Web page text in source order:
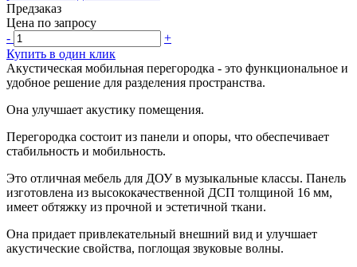
Предзаказ
Цена по запросу
-
+
Купить в один клик
Акустическая мобильная перегородка - это функциональное и
удобное решение для разделения пространства.
Она улучшает акустику помещения.
Перегородка состоит из панели и опоры, что обеспечивает
стабильность и мобильность.
Это отличная мебель для ДОУ в музыкальные классы. Панель
изготовлена из высококачественной ДСП толщиной 16 мм,
имеет обтяжку из прочной и эстетичной ткани.
Она придает привлекательный внешний вид и улучшает
акустические свойства, поглощая звуковые волны.